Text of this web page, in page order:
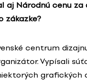
aj Národnú cenu za
zákazke?
centrum
Vypísali
grafických